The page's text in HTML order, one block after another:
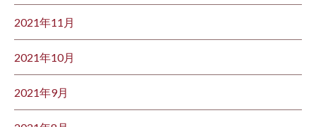
2021年11月
2021年10月
2021年9月